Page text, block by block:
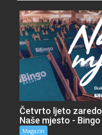
Četvrto ljeto
Naše mjesto -
Magazin